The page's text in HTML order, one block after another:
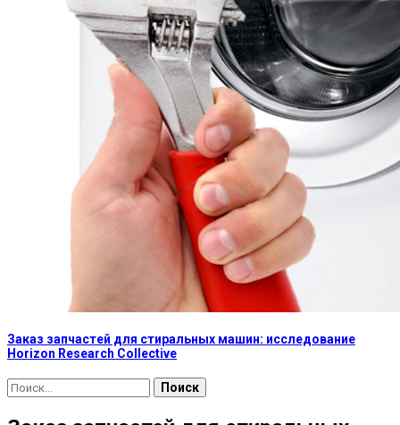
Заказ запчастей для стиральных машин: исследование
Horizon Research Collective
Найти: